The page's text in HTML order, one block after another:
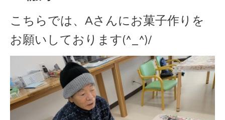
こちらでは、Aさんにお菓子作りを
お願いしております(^_^)/